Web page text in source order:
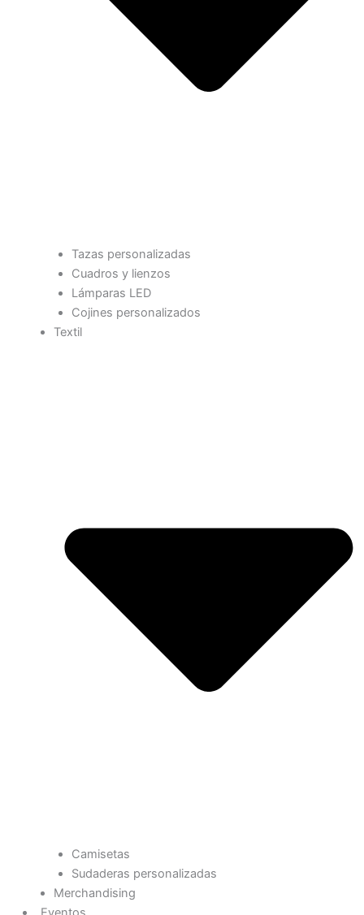
Tazas personalizadas
Cuadros y lienzos
Lámparas LED
Cojines personalizados
Textil
Camisetas
Sudaderas personalizadas
Merchandising